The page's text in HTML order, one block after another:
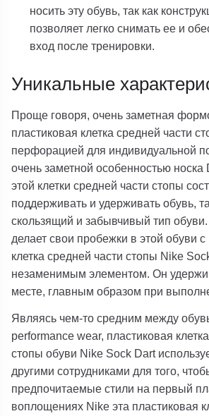
носить эту обувь, так как
позволяет легко снимать ее и
вход после тренировки.
Уникальные
Проще говоря, очень заметная
пластиковая клетка средней части
перфорацией для индивидуальной
очень заметной особенностью носка
этой клетки средней части стопы
поддерживать и удерживать обувь,
скользящий и забывчивый тип обуви.
делает свои пробежки в этой обуви
клетка средней части стопы Nike
незаменимым элементом. Он
месте, главным образом при
Являясь чем-то средним между
performance wear, пластиковая
стопы обуви Nike Sock Dart
другими сотрудниками для того,
предпочитаемые стили на первый
воплощениях Nike эта пластиковая